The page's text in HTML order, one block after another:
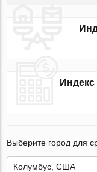
Выберите город для